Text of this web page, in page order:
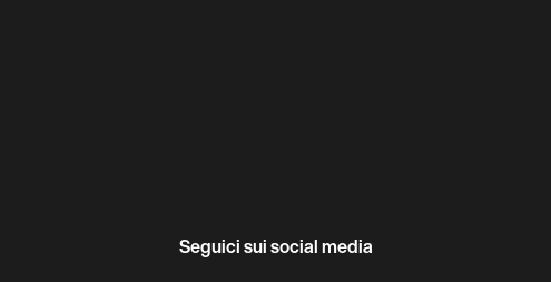
Seguici sui social media